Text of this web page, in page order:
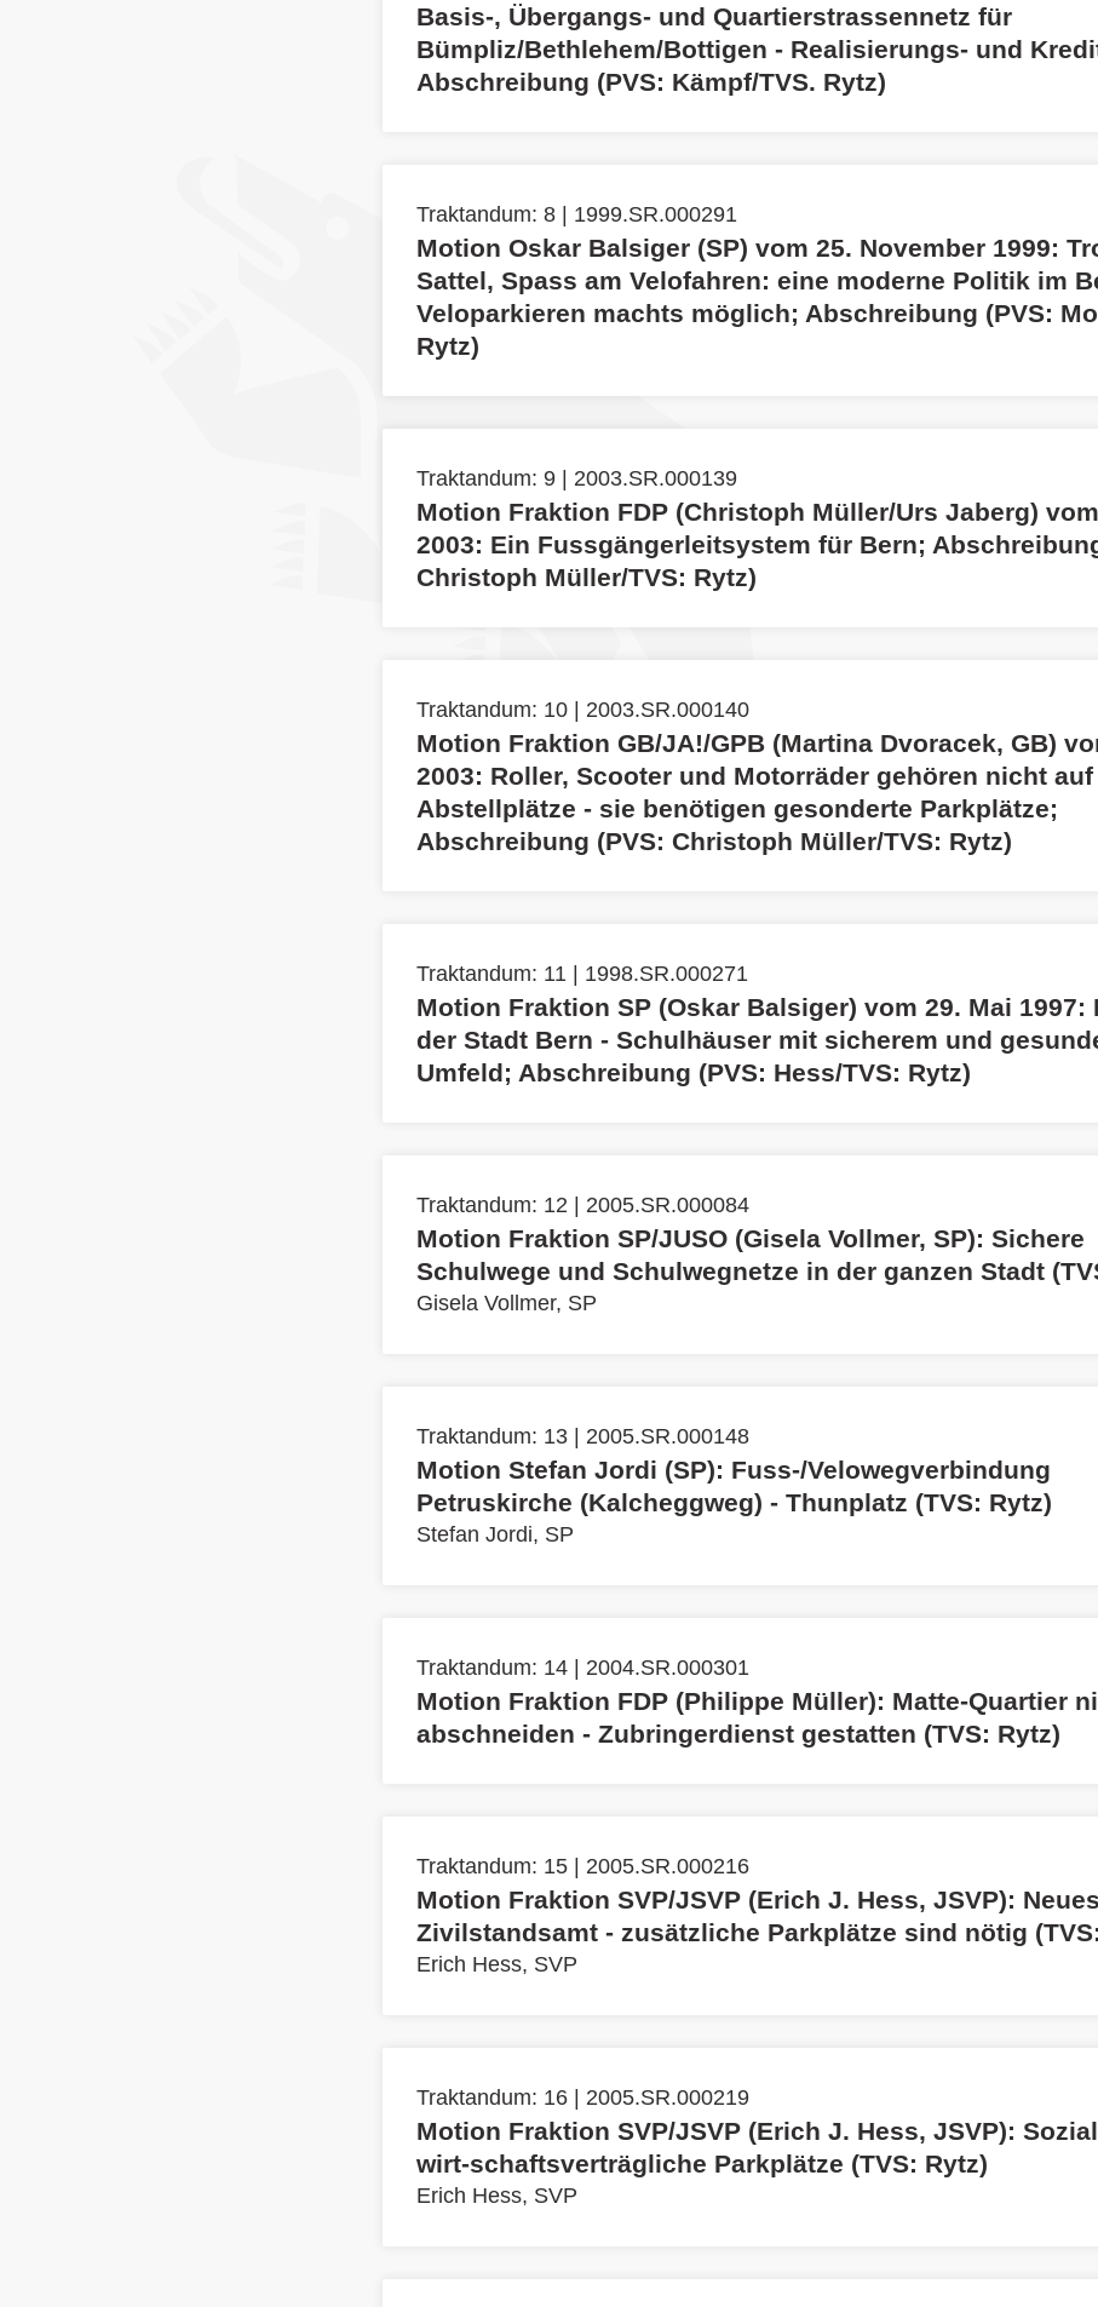
Basis-, Übergangs- und Quartierstrassennetz für
Bümpliz/Bethlehem/Bottigen - Realisierungs- und
Abschreibung (PVS: Kämpf/TVS. Rytz)
Traktandum: 8 | 1999.SR.000291
Motion Oskar Balsiger (SP) vom 25. November 1999:
Sattel, Spass am Velofahren: eine moderne Politik im
Veloparkieren machts möglich; Abschreibung (PVS:
Rytz)
Traktandum: 9 | 2003.SR.000139
Motion Fraktion FDP (Christoph Müller/Urs Jaberg)
2003: Ein Fussgängerleitsystem für Bern;
Christoph Müller/TVS: Rytz)
Traktandum: 10 | 2003.SR.000140
Motion Fraktion GB/JA!/GPB (Martina Dvoracek, GB)
2003: Roller, Scooter und Motorräder gehören nicht auf
Abstellplätze - sie benötigen gesonderte Parkplätze;
Abschreibung (PVS: Christoph Müller/TVS: Rytz)
Traktandum: 11 | 1998.SR.000271
Motion Fraktion SP (Oskar Balsiger) vom 29. Mai 1997:
der Stadt Bern - Schulhäuser mit sicherem und
Umfeld; Abschreibung (PVS: Hess/TVS: Rytz)
Traktandum: 12 | 2005.SR.000084
Motion Fraktion SP/JUSO (Gisela Vollmer, SP): Sichere
Schulwege und Schulwegnetze in der ganzen Stadt
Gisela Vollmer, SP
Traktandum: 13 | 2005.SR.000148
Motion Stefan Jordi (SP): Fuss-/Velowegverbindung
Petruskirche (Kalcheggweg) - Thunplatz (TVS: Rytz)
Stefan Jordi, SP
Traktandum: 14 | 2004.SR.000301
Motion Fraktion FDP (Philippe Müller): Matte-Quartier
abschneiden - Zubringerdienst gestatten (TVS: Rytz)
Traktandum: 15 | 2005.SR.000216
Motion Fraktion SVP/JSVP (Erich J. Hess, JSVP): Neues
Zivilstandsamt - zusätzliche Parkplätze sind nötig
Erich Hess, SVP
Traktandum: 16 | 2005.SR.000219
Motion Fraktion SVP/JSVP (Erich J. Hess, JSVP):
wirt-schaftsverträgliche Parkplätze (TVS: Rytz)
Erich Hess, SVP